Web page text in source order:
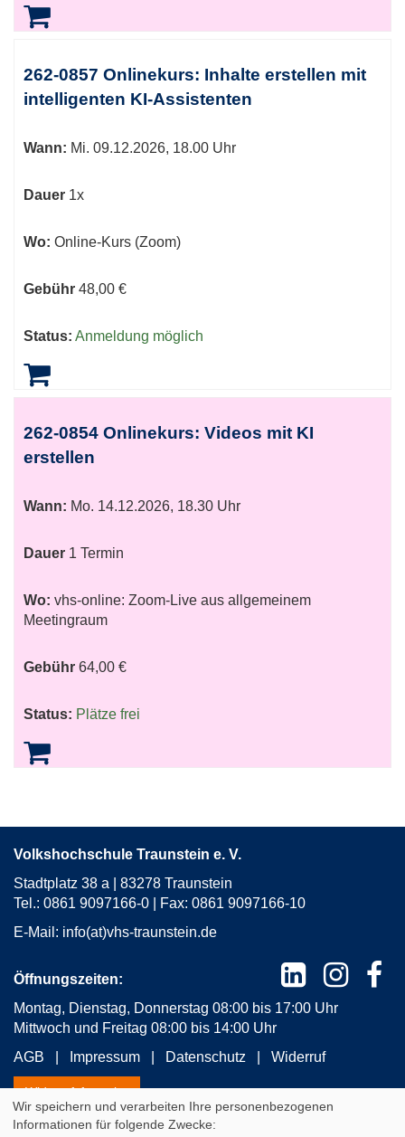
262-0857 Onlinekurs: Inhalte erstellen mit
intelligenten KI-Assistenten
Wann: Mi. 09.12.2026, 18.00 Uhr
Dauer 1x
Wo: Online-Kurs (Zoom)
Gebühr 48,00 €
Status: Anmeldung möglich
262-0854 Onlinekurs: Videos mit KI
erstellen
Wann: Mo. 14.12.2026, 18.30 Uhr
Dauer 1 Termin
Wo: vhs-online: Zoom-Live aus allgemeinem
Meetingraum
Gebühr 64,00 €
Status: Plätze frei
Volkshochschule Traunstein e. V.
Stadtplatz 38 a | 83278 Traunstein
Tel.: 0861 9097166-0 | Fax: 0861 9097166-10
E-Mail: info(at)vhs-traunstein.de
Öffnungszeiten:
Montag, Dienstag, Donnerstag 08:00 bis 17:00 Uhr
Mittwoch und Freitag 08:00 bis 14:00 Uhr
AGB
Impressum Datenschutz Widerruf
Widerrufsformular
Wir speichern und verarbeiten Ihre personenbezogenen
Informationen für folgende Zwecke: